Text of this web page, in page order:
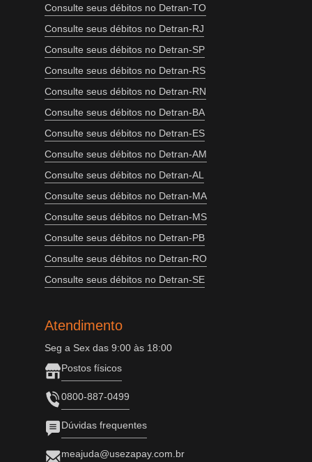
Consulte seus débitos no Detran-TO
Consulte seus débitos no Detran-RJ
Consulte seus débitos no Detran-SP
Consulte seus débitos no Detran-RS
Consulte seus débitos no Detran-RN
Consulte seus débitos no Detran-BA
Consulte seus débitos no Detran-ES
Consulte seus débitos no Detran-AM
Consulte seus débitos no Detran-AL
Consulte seus débitos no Detran-MA
Consulte seus débitos no Detran-MS
Consulte seus débitos no Detran-PB
Consulte seus débitos no Detran-RO
Consulte seus débitos no Detran-SE
Atendimento
Seg a Sex das 9:00 às 18:00
Postos físicos
0800-887-0499
Dúvidas frequentes
meajuda@usezapay.com.br